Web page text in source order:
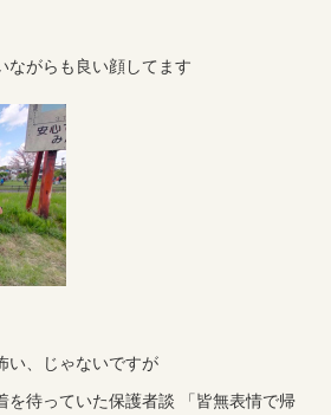
ながらも良い顔してます
い、じゃないですが
を待っていた保護者談 「皆無表情で帰